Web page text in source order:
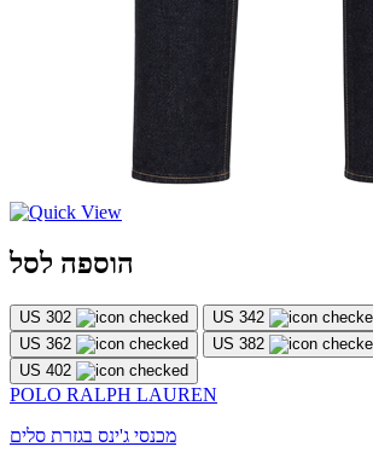
הוספה לסל
US 302
US 342
US 362
US 382
US 402
POLO RALPH LAUREN
מכנסי ג'ינס בגזרת סלים